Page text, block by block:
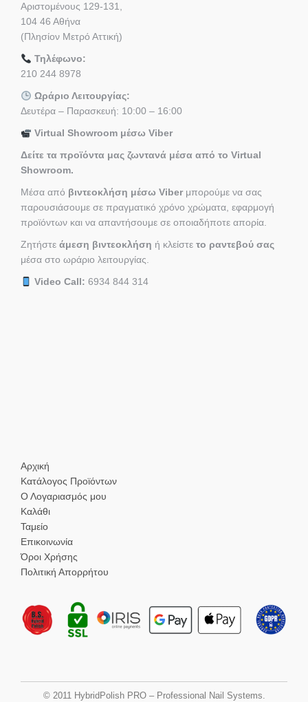
Αριστομένους 129-131,
104 46 Αθήνα
(Πλησίον Μετρό Αττική)
Τηλέφωνο:
210 244 8978
Ωράριο Λειτουργίας:
Δευτέρα – Παρασκευή: 10:00 – 16:00
Virtual Showroom μέσω Viber
Δείτε τα προϊόντα μας ζωντανά μέσα από το Virtual
Showroom.
Μέσα από βιντεοκλήση μέσω Viber μπορούμε να σας
παρουσιάσουμε σε πραγματικό χρόνο χρώματα, εφαρμογή
προϊόντων και να απαντήσουμε σε οποιαδήποτε απορία.
Ζητήστε άμεση βιντεοκλήση ή κλείστε το ραντεβού σας
μέσα στο ωράριο λειτουργίας.
Video Call: 6934 844 314
Αρχική
Κατάλογος Προϊόντων
Ο Λογαριασμός μου
Καλάθι
Ταμείο
Επικοινωνία
Όροι Χρήσης
Πολιτική Απορρήτου
© 2011 HybridPolish PRO – Professional Nail Systems.